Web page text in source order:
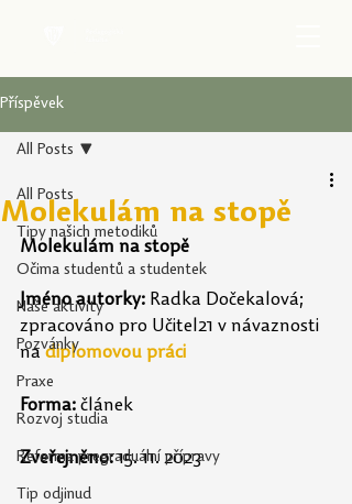
Příspěvek
All Posts
Tipy našich metodiků
Očima studentů a studentek
Naše aktivity
Pozvánky
Praxe
Rozvoj studia
Reforma pregraduální přípravy
Tip odjinud
All Posts
Molekulám na stopě
Molekulám na stopě
Jméno autorky: Radka Dočekalová;
zpracováno pro Učitel21 v návaznosti
na diplomovou práci
Forma: článek
Zveřejněno: 15. 11. 2023